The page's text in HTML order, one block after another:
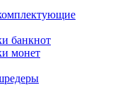
банкнот
монет